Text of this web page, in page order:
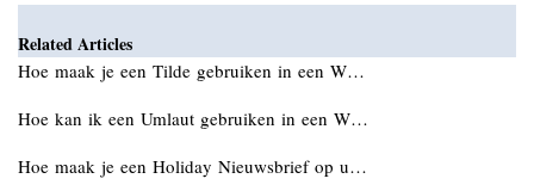
Related Articles
Hoe maak je een Tilde gebruiken in een W…
Hoe kan ik een Umlaut gebruiken in een W…
Hoe maak je een Holiday Nieuwsbrief op u…